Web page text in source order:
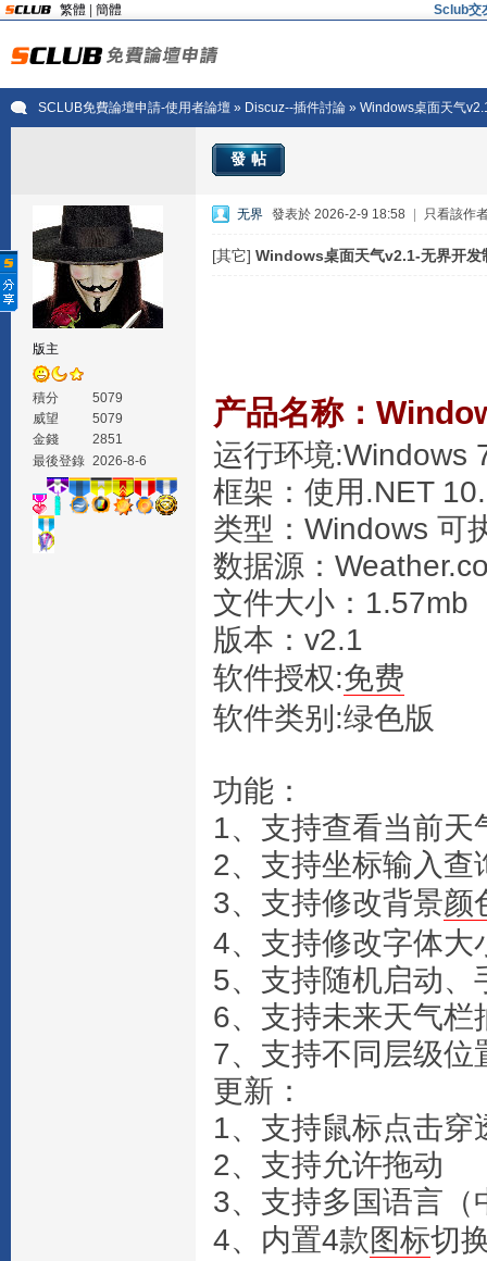
繁體 簡體 Sclub交
SCLUB免費論壇申請-使用者論壇» Discuz--插件討論» Windows桌面天气
發帖
版主
積分
5079
威望
5079
金錢
2851
最後登錄 2026-8-6
无界 發表於 2026-2-9 18:58 只看該作
[其它] Windows桌面天气v2.1-无界开发
产品名称：
运行环境:Windows
框架：使用.NET
类型：Windows 可
数据源：
文件大小：1.57mb
版本：v2.1
软件授权:免费
软件类别:绿色版
功能：
1、支持查看当前
2、支持坐标输入查
3、支持修改背景颜
4、支持修改字体大
5、支持随机启动、
6、支持未来天气栏
7、支持不同层级位
更新：
1、支持鼠标点击穿
2、支持允许拖动
3、支持多国语言（
4、内置4款图标切